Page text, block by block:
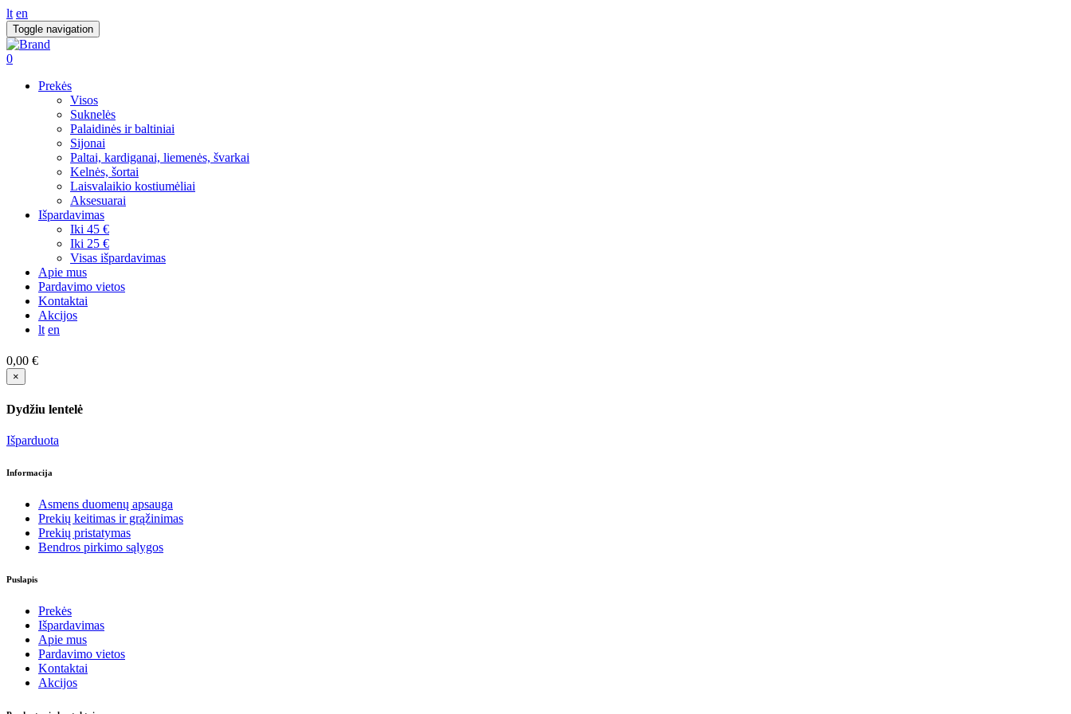
lt en
Toggle navigation
0
Prekės
Visos
Suknelės
Palaidinės ir baltiniai
Sijonai
Paltai, kardiganai, liemenės, švarkai
Kelnės, šortai
Laisvalaikio kostiumėliai
Aksesuarai
Išpardavimas
Iki 45 €
Iki 25 €
Visas išpardavimas
Apie mus
Pardavimo vietos
Kontaktai
Akcijos
lt en
0,00 €
×
Dydžiu lentelė
Išparduota
Informacija
Asmens duomenų apsauga
Prekių keitimas ir grąžinimas
Prekių pristatymas
Bendros pirkimo sąlygos
Puslapis
Prekės
Išpardavimas
Apie mus
Pardavimo vietos
Kontaktai
Akcijos